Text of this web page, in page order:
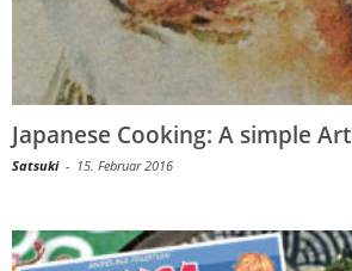
Japanese Cooking: A simple Art
Satsuki - 15. Februar 2016